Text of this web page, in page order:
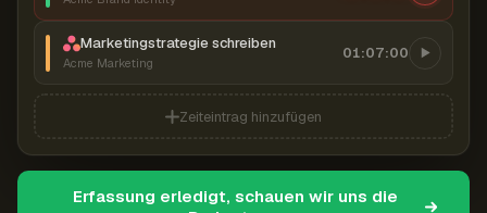
Marketingstrategie schreiben
Acme Marketing
01:07:00
Zeiteintrag hinzufügen
Erfassung erledigt, schauen wir uns die